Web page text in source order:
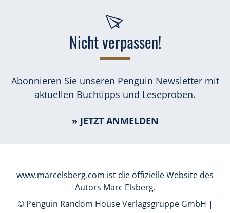
Nicht verpassen!
Abonnieren Sie unseren Penguin Newsletter mit
aktuellen Buchtipps und Leseproben.
» JETZT ANMELDEN
www.marcelsberg.com ist die offizielle Website des
Autors Marc Elsberg.
© Penguin Random House Verlagsgruppe GmbH |